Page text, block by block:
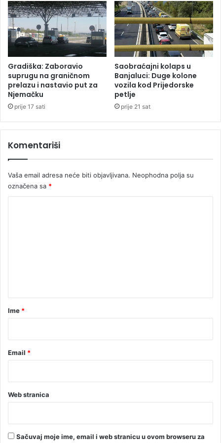
c
a
s
o
,
r
s
k
o
m
a
v
c
Gradiška: Zaboravio
suprugu na graničnom
prelazu i nastavio put za
Njemačku
prije 17 sati
Saobraćajni kolaps u
Banjaluci: Duge kolone
vozila kod Prijedorske
petlje
prije 21 sat
Komentariši
Vaša email adresa neće biti objavljivana. Neophodna polja su
označena sa *
rIme *
Email *
Web stranica
Sačuvaj moje ime, email i web stranicu u ovom browseru za